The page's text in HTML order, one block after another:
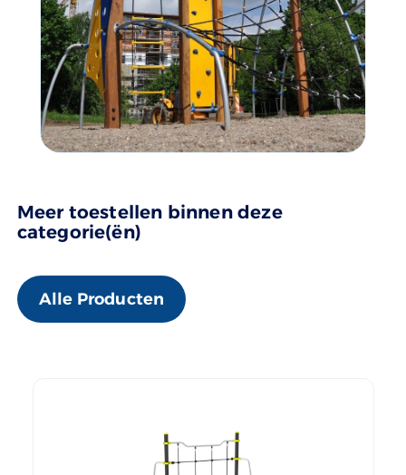
Meer toestellen binnen deze
categorie(ën)
Alle Producten